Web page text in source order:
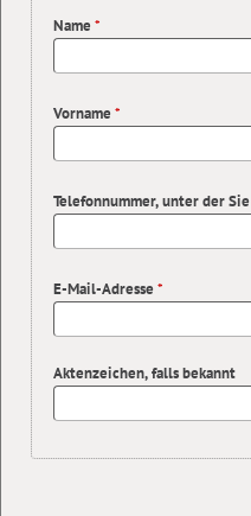
Name*
Vorname*
Telefonnummer, unter der
E-Mail-Adresse*
Aktenzeichen, falls bekannt